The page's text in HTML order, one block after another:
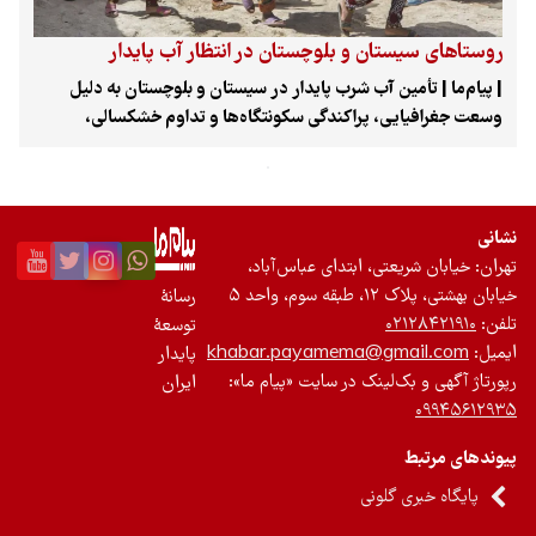
تجدیدپذیر
تازه‌ها
روستاهای سیستان و بلوچستان در انتظار آب پایدار
| پیام‌ما | تأمین آب شرب پایدار در سیستان و بلوچستان به دلیل
وسعت جغرافیایی، پراکندگی سکونتگاه‌ها و تداوم خشکسالی،
تا سواحل مکران را دربر می‌گیرد و مدیریت منابع آب در آن نیازمند
برنامه‌ریزی مستمر و اجرای طرح‌های متعدد عمرانی است.
نشانی
تهران: خیابان شریعتی، ابتدای عباس‌آباد،
خیابان بهشتی، پلاک ۱۲، طبقه سوم، واحد ۵
تلفن: ۰۲۱۲۸۴۲۱۹۱۰
ایمیل: khabar.payamema@gmail.com
رپورتاژ آگهی و بک‌لینک در سایت «پیام ما»:
۰۹۹۴۵۶۱۲۹۳۵
پیوندهای مرتبط
پایگاه خبری گلونی
رسانۀ
توسعۀ
پایدار
ایران